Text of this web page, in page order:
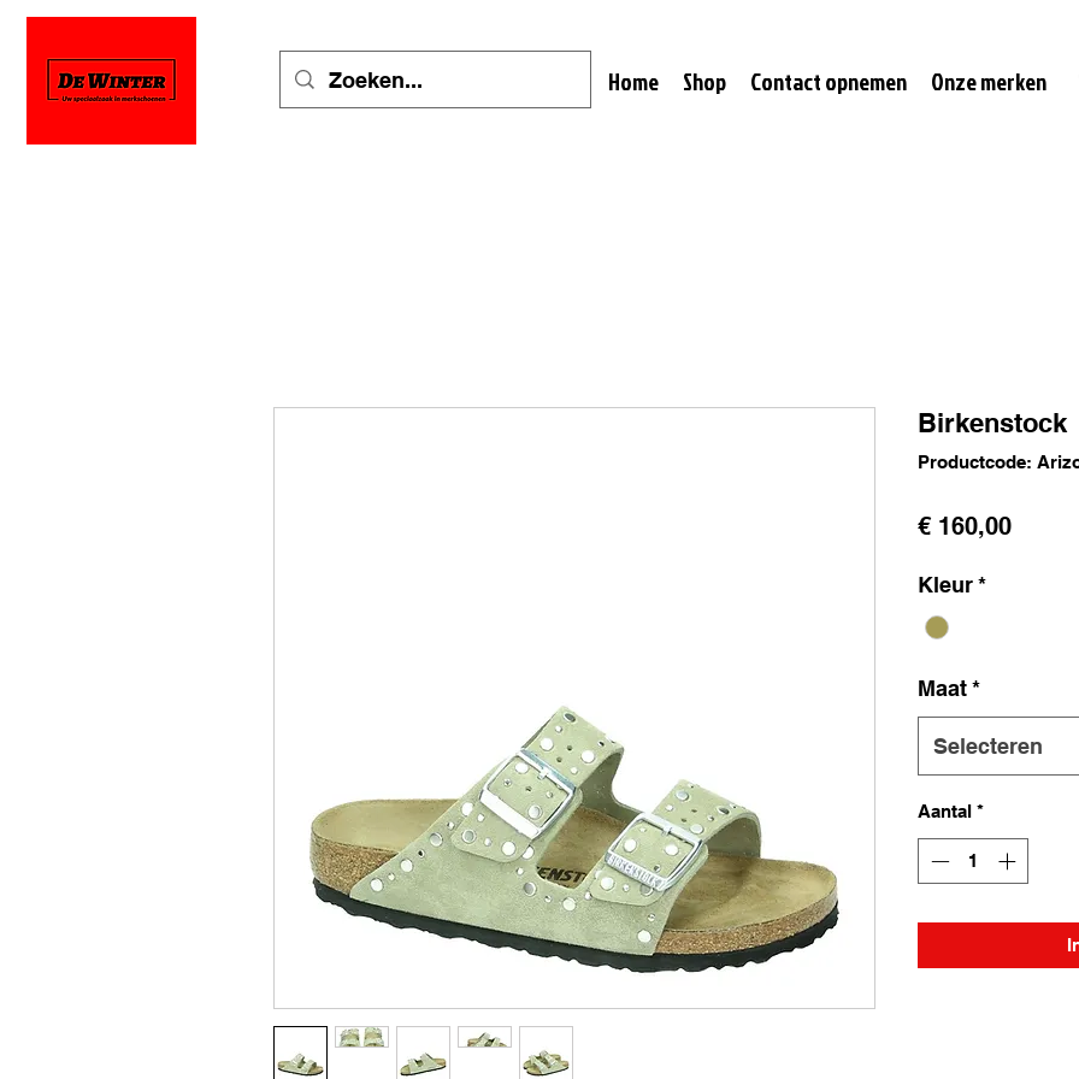
Home Shop Contact opnemen Onze merken
Birkenstock
Productcode:
€ 160,00Prijs
Kleur*
Maat*
Selecteren
Aantal *